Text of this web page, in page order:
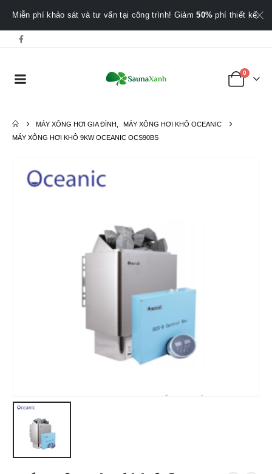
Miễn phí khảo sát và tư vấn tại công trình! Giảm50% phí thiết kế.
0
MÁY XÔNG HƠI GIA ĐÌNH
MÁY XÔNG HƠI KHÔ OCEANIC
MÁY XÔNG HƠI KHÔ 9KW OCEANIC OCS90BS